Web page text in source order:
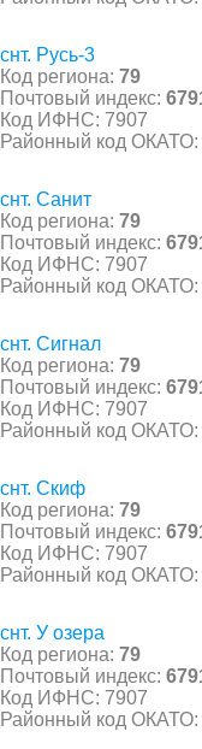
снт. Русь-3
Код региона: 79
Почтовый индекс:
Код ИФНС: 7907
Районный код ОКАТО:
снт. Санит
Код региона: 79
Почтовый индекс:
Код ИФНС: 7907
Районный код ОКАТО:
снт. Сигнал
Код региона: 79
Почтовый индекс:
Код ИФНС: 7907
Районный код ОКАТО:
снт. Скиф
Код региона: 79
Почтовый индекс:
Код ИФНС: 7907
Районный код ОКАТО:
снт. У озера
Код региона: 79
Почтовый индекс:
Код ИФНС: 7907
Районный код ОКАТО: